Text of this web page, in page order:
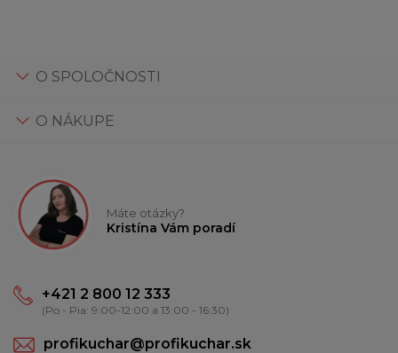
O SPOLOČNOSTI
O NÁKUPE
Máte otázky?
Kristína Vám poradí
+421 2 800 12 333
(Po - Pia: 9:00-12:00 a 13:00 - 16:30)
profikuchar@profikuchar.sk